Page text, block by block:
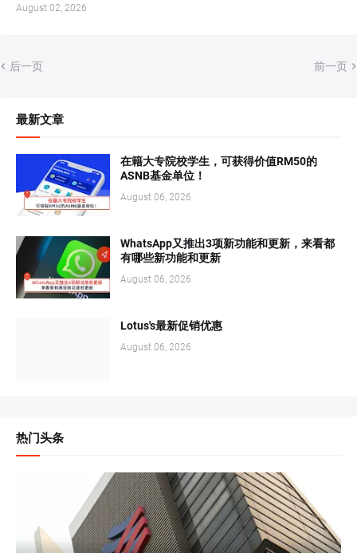
August 02, 2026
后一页 前一页
最新文章
在籍大专院校学生，可获得价值RM50的
ASNB基金单位！
August 06, 2026
WhatsApp又推出3项新功能和更新，来看都
有哪些新功能和更新
August 06, 2026
Lotus's最新促销优惠
August 06, 2026
热门头条